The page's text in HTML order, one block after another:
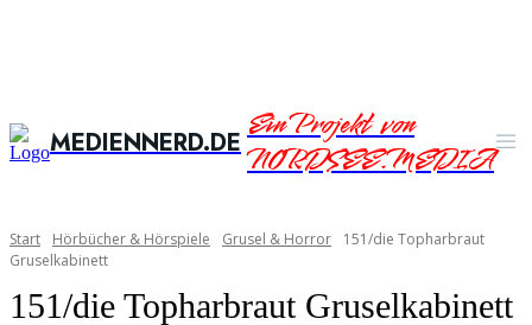
MEDIENNERD.DEEin Projekt von
NORDSEE.MEDIA
Start Hörbücher & Hörspiele Grusel & Horror
151/die Topharbraut
Gruselkabinett
151/die Topharbraut Gruselkabinett